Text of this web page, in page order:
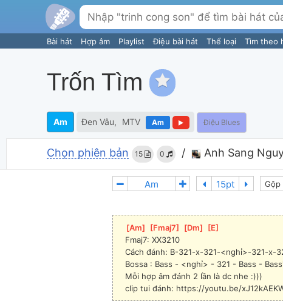
Bài hát Hợp âm Playlist Điệu bài hát Thể loại Tìm theo
Trốn Tìm
Am Đen Vâu MTV Am Điệu Blues
Chọn phiên bản 15 0 / Anh Sang
Gộp
[Am [Fmaj7 [Dm [E
Fmaj7: XX3210
Cách đánh: B-321-x-321-<nghỉ>-321-x-
Bossa : Bass - <nghỉ> - 321 - Bass -
Mỗi hợp âm đánh 2 lần là dc nhe :)))
clip tui đánh: https://youtu.be/